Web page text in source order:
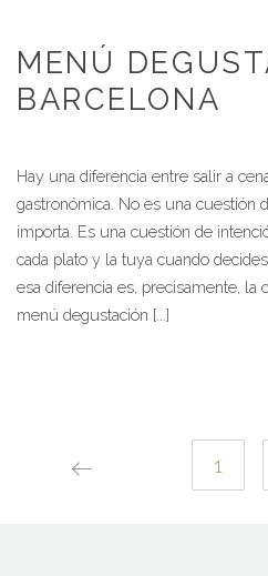
MENÚ
BARCELONA
Hay una diferencia entre salir a
gastronómica. No es una cuestión
importa. Es una cuestión de
cada plato y la tuya cuando
esa diferencia es, precisamente, la
menú degustación [...]
1